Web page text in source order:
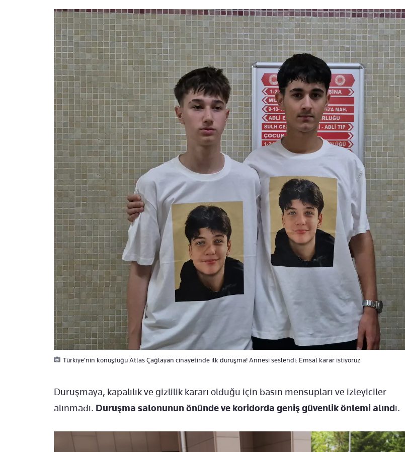
Türkiye’nin konuştuğu Atlas Çağlayan cinayetinde ilk duruşma! Annesi seslendi: Emsal karar istiyoruz
Duruşmaya, kapalılık ve gizlilik kararı olduğu için basın mensupları ve izleyiciler
alınmadı. Duruşma salonunun önünde ve koridorda geniş güvenlik önlemi alındı.